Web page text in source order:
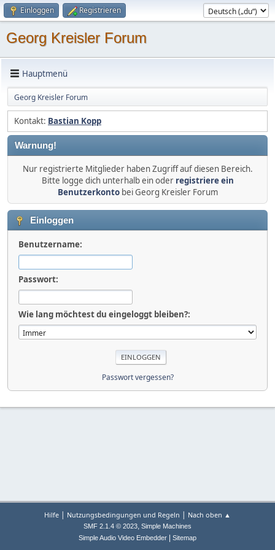
Einloggen Registrieren
Georg Kreisler Forum
Hauptmenü
Georg Kreisler Forum
Kontakt: Bastian Kopp
Warnung!
Nur registrierte Mitglieder haben Zugriff auf diesen Bereich.
Bitte logge dich unterhalb ein oder registriere ein
Benutzerkontobei Georg Kreisler Forum
Einloggen
Benutzername:
Passwort:
Wie lang möchtest du eingeloggt bleiben?:
Passwort vergessen?
Hilfe | Nutzungsbedingungen und Regeln | Nach oben ▲
SMF 2.1.4 © 2023, Simple Machines
Simple Audio Video Embedder
Sitemap